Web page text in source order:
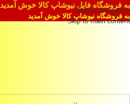
Skip to navigation
Skip to main content
به فروشگاه فایل نیوشاپ کالا خوش آمدید
به فروشگاه نیوشاپ کالا خوش آمدید